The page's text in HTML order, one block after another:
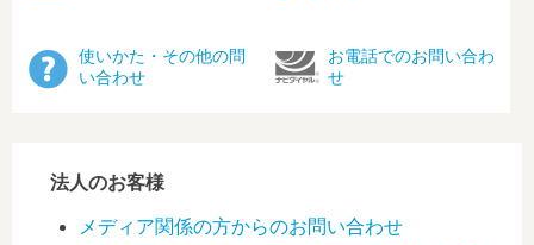
使いかた・その他の問
い合わせ
お電話でのお問い合わ
せ
法人のお客様
メディア関係の方からのお問い合わせ